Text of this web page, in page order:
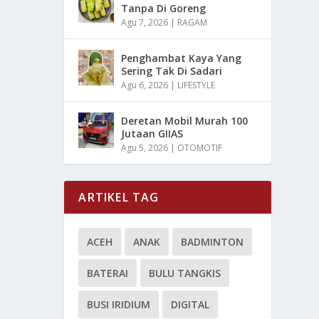
Tanpa Di Goreng
Agu 7, 2026 | RAGAM
Penghambat Kaya Yang
Sering Tak Di Sadari
Agu 6, 2026 | LIFESTYLE
Deretan Mobil Murah 100
Jutaan GIIAS
Agu 5, 2026 | OTOMOTIF
ARTIKEL TAG
ACEH ANAK BADMINTON
BATERAI BULU TANGKIS
BUSI IRIDIUM DIGITAL